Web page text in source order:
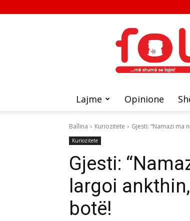
FOL
Lajme Opinione
Ballina Kuriozitete Gjesti: “Namazi ma
Kuriozitete
Gjesti:
largoi
botë!